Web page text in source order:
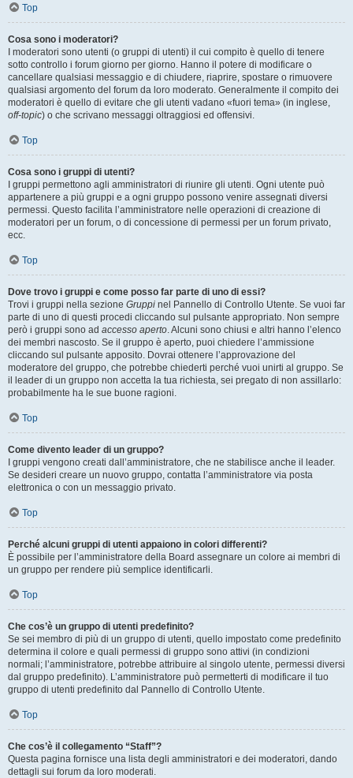
Top
Cosa sono i moderatori?
I moderatori sono utenti (o gruppi di utenti) il cui compito è quello di tenere
sotto controllo i forum giorno per giorno. Hanno il potere di modificare o
cancellare qualsiasi messaggio e di chiudere, riaprire, spostare o rimuovere
qualsiasi argomento del forum da loro moderato. Generalmente il compito dei
moderatori è quello di evitare che gli utenti vadano «fuori tema» (in inglese,
off-topic) o che scrivano messaggi oltraggiosi ed offensivi.
Top
Cosa sono i gruppi di utenti?
I gruppi permettono agli amministratori di riunire gli utenti. Ogni utente può
appartenere a più gruppi e a ogni gruppo possono venire assegnati diversi
permessi. Questo facilita l’amministratore nelle operazioni di creazione di
moderatori per un forum, o di concessione di permessi per un forum privato,
ecc.
Top
Dove trovo i gruppi e come posso far parte di uno di essi?
Trovi i gruppi nella sezione Gruppi nel Pannello di Controllo Utente. Se vuoi far
parte di uno di questi procedi cliccando sul pulsante appropriato. Non sempre
però i gruppi sono ad accesso aperto. Alcuni sono chiusi e altri hanno l’elenco
dei membri nascosto. Se il gruppo è aperto, puoi chiedere l’ammissione
cliccando sul pulsante apposito. Dovrai ottenere l’approvazione del
moderatore del gruppo, che potrebbe chiederti perché vuoi unirti al gruppo. Se
il leader di un gruppo non accetta la tua richiesta, sei pregato di non assillarlo:
probabilmente ha le sue buone ragioni.
Top
Come divento leader di un gruppo?
I gruppi vengono creati dall’amministratore, che ne stabilisce anche il leader.
Se desideri creare un nuovo gruppo, contatta l’amministratore via posta
elettronica o con un messaggio privato.
Top
Perché alcuni gruppi di utenti appaiono in colori differenti?
È possibile per l’amministratore della Board assegnare un colore ai membri di
un gruppo per rendere più semplice identificarli.
Top
Che cos’è un gruppo di utenti predefinito?
Se sei membro di più di un gruppo di utenti, quello impostato come predefinito
determina il colore e quali permessi di gruppo sono attivi (in condizioni
normali; l’amministratore, potrebbe attribuire al singolo utente, permessi diversi
dal gruppo predefinito). L’amministratore può permetterti di modificare il tuo
gruppo di utenti predefinito dal Pannello di Controllo Utente.
Top
Che cos’è il collegamento “Staff”?
Questa pagina fornisce una lista degli amministratori e dei moderatori, dando
dettagli sui forum da loro moderati.